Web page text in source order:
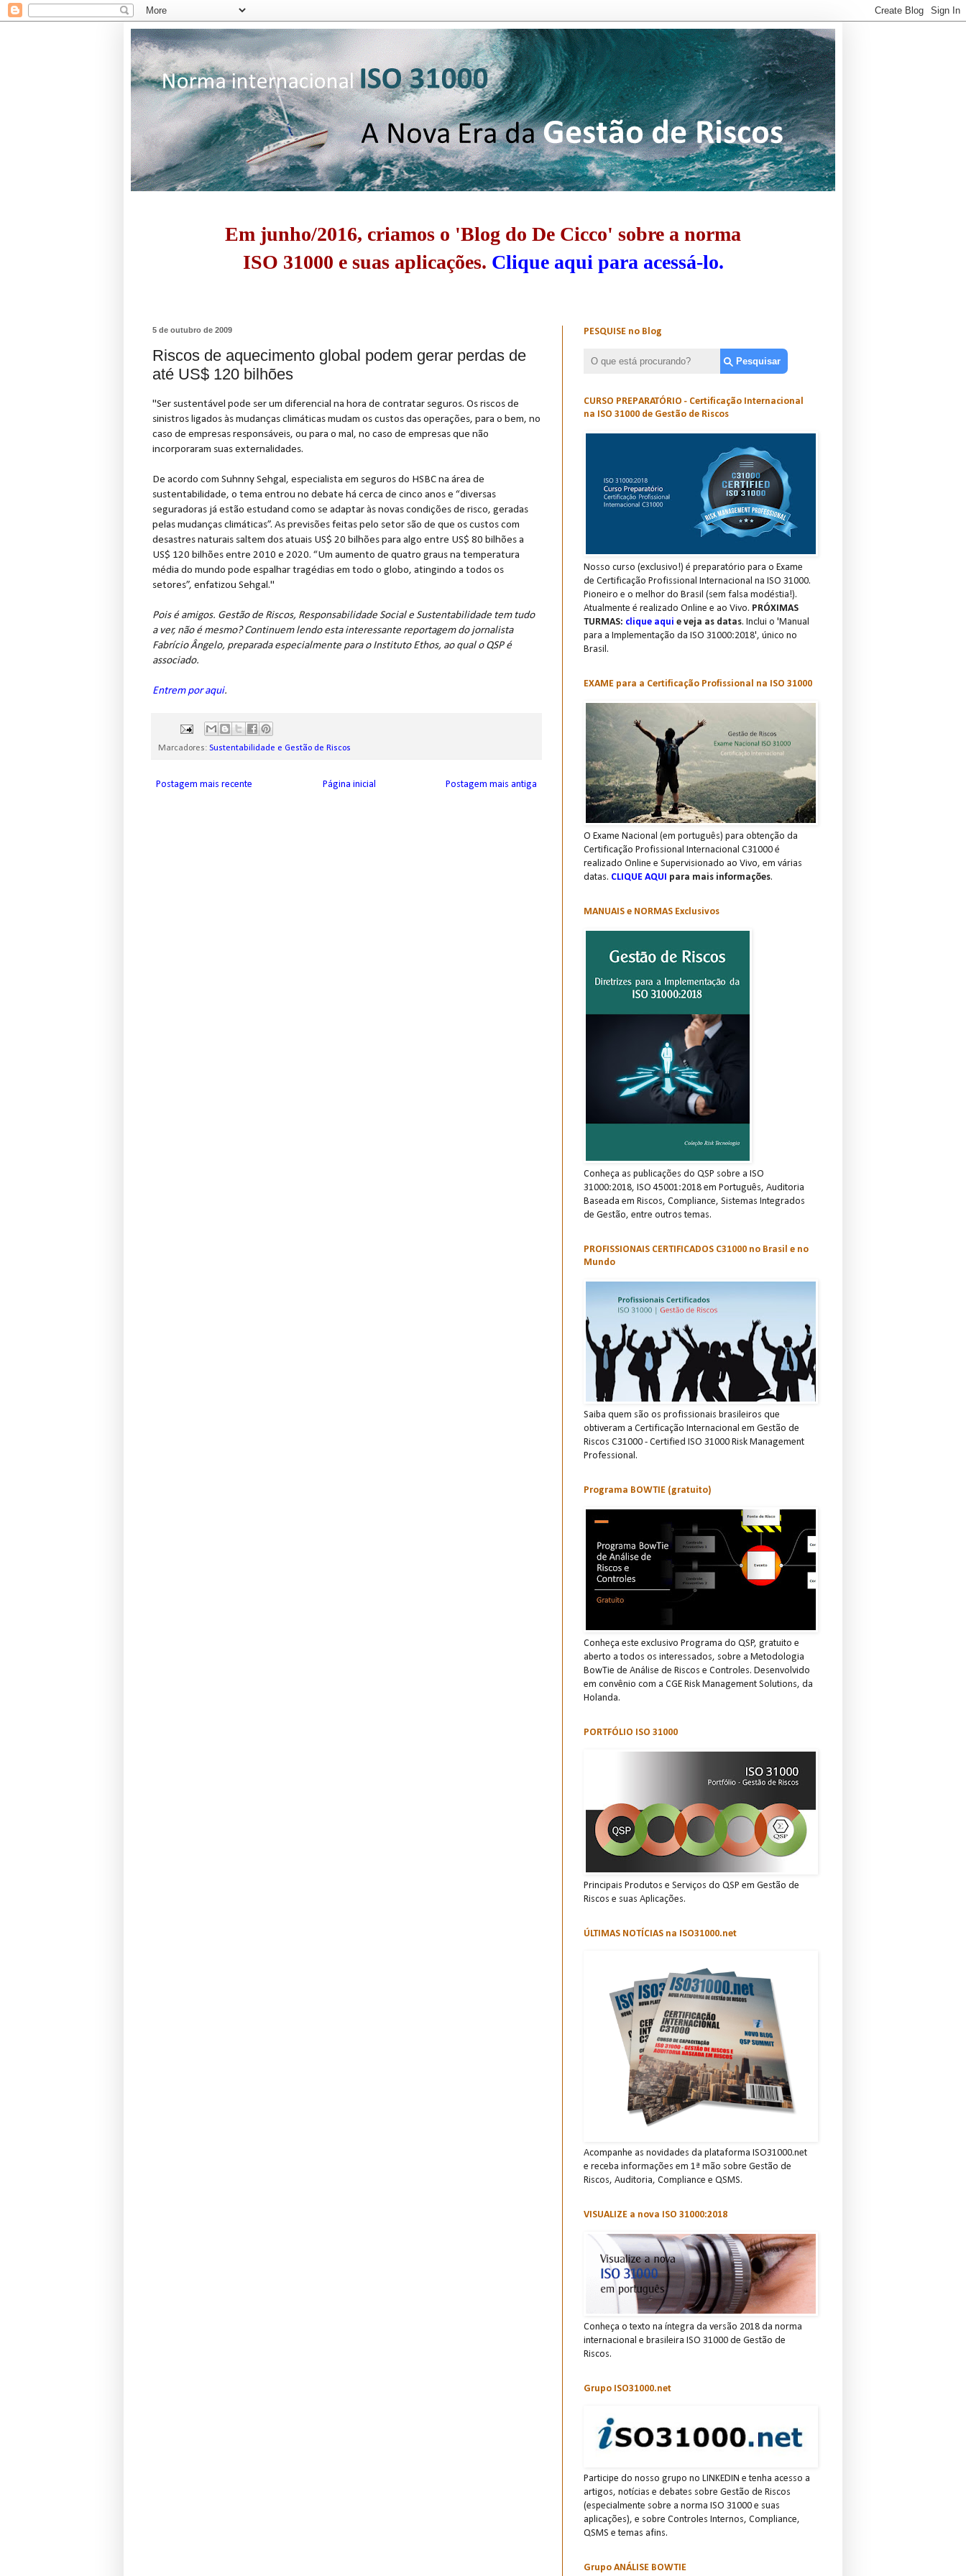
Em junho/2016, criamos o 'Blog do De Cicco' sobre a norma
ISO 31000 e suas aplicações. Clique aqui para acessá-lo.
5 de outubro de 2009
Riscos de aquecimento global podem gerar perdas de
até US$ 120 bilhões
"Ser sustentável pode ser um diferencial na hora de contratar seguros. Os riscos de
sinistros ligados às mudanças climáticas mudam os custos das operações, para o bem, no
caso de empresas responsáveis, ou para o mal, no caso de empresas que não
incorporaram suas externalidades.
De acordo com Suhnny Sehgal, especialista em seguros do HSBC na área de
sustentabilidade, o tema entrou no debate há cerca de cinco anos e “diversas
seguradoras já estão estudand como se adaptar às novas condições de risco, geradas
pelas mudanças climáticas”. As previsões feitas pelo setor são de que os custos com
desastres naturais saltem dos atuais US$ 20 bilhões para algo entre US$ 80 bilhões a
US$ 120 bilhões entre 2010 e 2020. “Um aumento de quatro graus na temperatura
média do mundo pode espalhar tragédias em todo o globo, atingindo a todos os
setores”, enfatizou Sehgal."
Pois é amigos. Gestão de Riscos, Responsabilidade Social e Sustentabilidade tem tudo
a ver, não é mesmo? Continuem lendo esta interessante reportagem do jornalista
Fabrício Ângelo, preparada especialmente para o Instituto Ethos, ao qual o QSP é
associado.
Entrem por aqui.
Marcadores: Sustentabilidade e Gestão de Riscos
Postagem mais recente Postagem mais antiga
Página inicial
PESQUISE no Blog
CURSO PREPARATÓRIO - Certificação Internacional
na ISO 31000 de Gestão de Riscos
Nosso curso (exclusivo!) é preparatório para o Exame
de Certificação Profissional Internacional na ISO 31000.
Pioneiro e o melhor do Brasil (sem falsa modéstia!).
Atualmente é realizado Online e ao Vivo. PRÓXIMAS
TURMAS: clique aqui e veja as datas. Inclui o 'Manual
para a Implementação da ISO 31000:2018', único no
Brasil.
EXAME para a Certificação Profissional na ISO 31000
O Exame Nacional (em português) para obtenção da
Certificação Profissional Internacional C31000 é
realizado Online e Supervisionado ao Vivo, em várias
datas. CLIQUE AQUI para mais informações.
MANUAIS e NORMAS Exclusivos
Conheça as publicações do QSP sobre a ISO
31000:2018, ISO 45001:2018 em Português, Auditoria
Baseada em Riscos, Compliance, Sistemas Integrados
de Gestão, entre outros temas.
PROFISSIONAIS CERTIFICADOS C31000 no Brasil e no
Mundo
Saiba quem são os profissionais brasileiros que
obtiveram a Certificação Internacional em Gestão de
Riscos C31000 - Certified ISO 31000 Risk Management
Professional.
Programa BOWTIE (gratuito)
Conheça este exclusivo Programa do QSP, gratuito e
aberto a todos os interessados, sobre a Metodologia
BowTie de Análise de Riscos e Controles. Desenvolvido
em convênio com a CGE Risk Management Solutions, da
Holanda.
PORTFÓLIO ISO 31000
Principais Produtos e Serviços do QSP em Gestão de
Riscos e suas Aplicações.
ÚLTIMAS NOTÍCIAS na ISO31000.net
Acompanhe as novidades da plataforma ISO31000.net
e receba informações em 1ª mão sobre Gestão de
Risco s, Auditoria, C omp lian ce e QSMS.
VISUALIZE a nova ISO 31000:2018
Conheça o texto na íntegra da versão 2018 da norma
internacional e brasileira ISO 31000 de Gestão de
Riscos.
Grupo ISO31000.net
Participe do nosso grupo no LINKEDIN e tenha acesso a
artigos, notícias e debates sobre Gestão de Riscos
(especialmente sobre a norma ISO 31000 e suas
aplicações), e sobre Controles Internos, Compliance,
QSMS e temas afins.
Grupo ANÁLISE BOWTIE